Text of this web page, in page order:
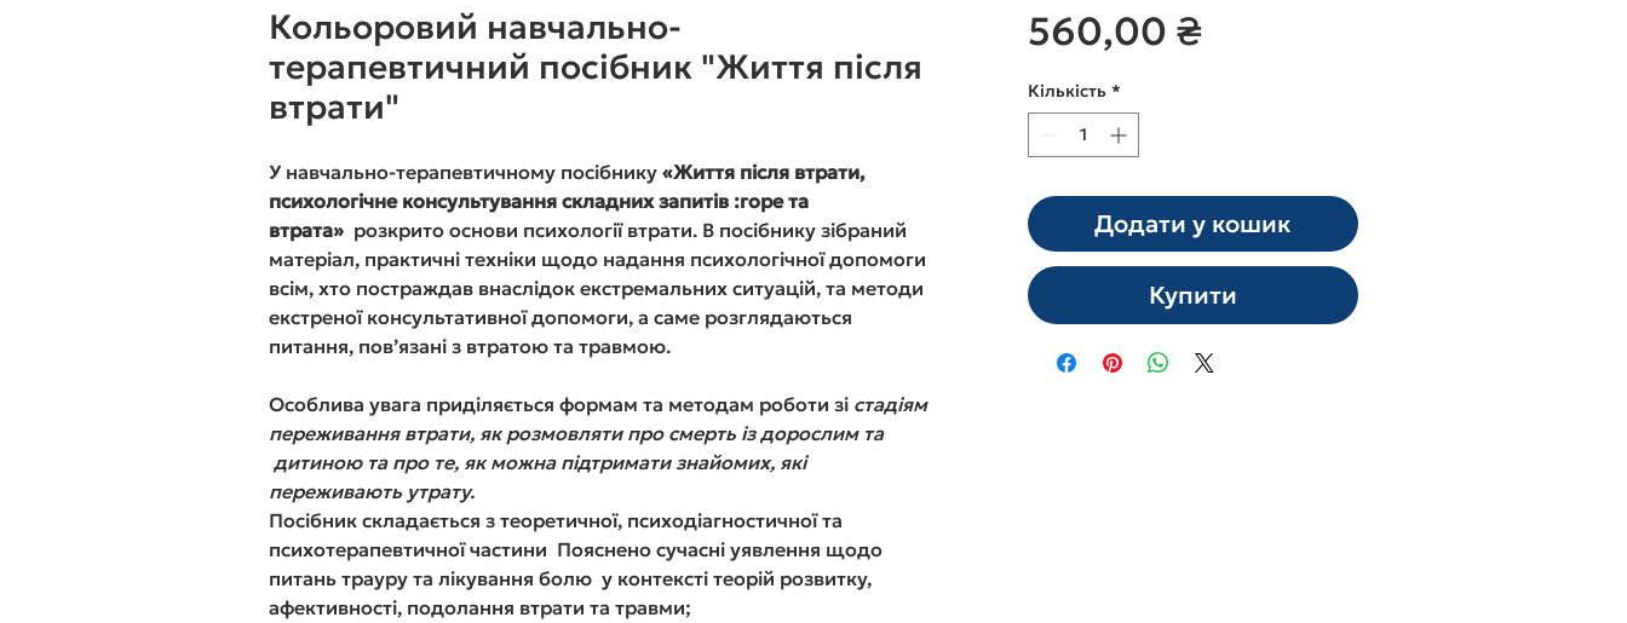
Кольоровий навчально-
терапевтичний посібник "Життя після
втрати"
У навчально-терапевтичному посібнику «Життя після втрати,
психологічне консультування складних запитів :горе та
втрата» розкрито основи психології втрати. В посібнику зібраний
матеріал, практичні техніки щодо надання психологічної допомоги
всім, хто постраждав внаслідок екстремальних ситуацій, та методи
екстреної консультативної допомоги, а саме розглядаються
питання, пов’язані з втратою та травмою.
Особлива увага приділяється формам та методам роботи зі стадіям
переживання втрати, як розмовляти про смерть із дорослим та
дитиною та про те, як можна підтримати знайомих, які
переживають утрату.
Посібник складається з теоретичної, психодіагностичної та
психотерапевтичної частини Пояснено сучасні уявлення щодо
питань трауру та лікування болю у контексті теорій розвитку,
афективності, подолання втрати та травми;
560,00 ₴Ціна
Кількість *
Додати у кошик
Купити